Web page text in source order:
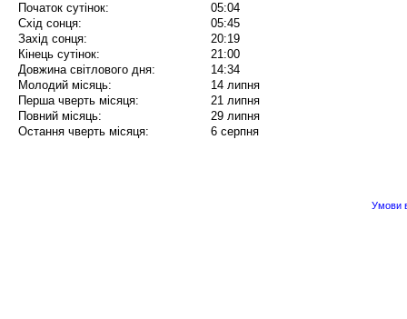
Початок сутінок:
05:04
Схід сонця:
05:45
Захід сонця:
20:19
Кінець сутінок:
21:00
Довжина світлового дня:
14:34
Молодий місяць:
14 липня
Перша чверть місяця:
21 липня
Повний місяць:
29 липня
Остання чверть місяця:
6 серпня
Умови